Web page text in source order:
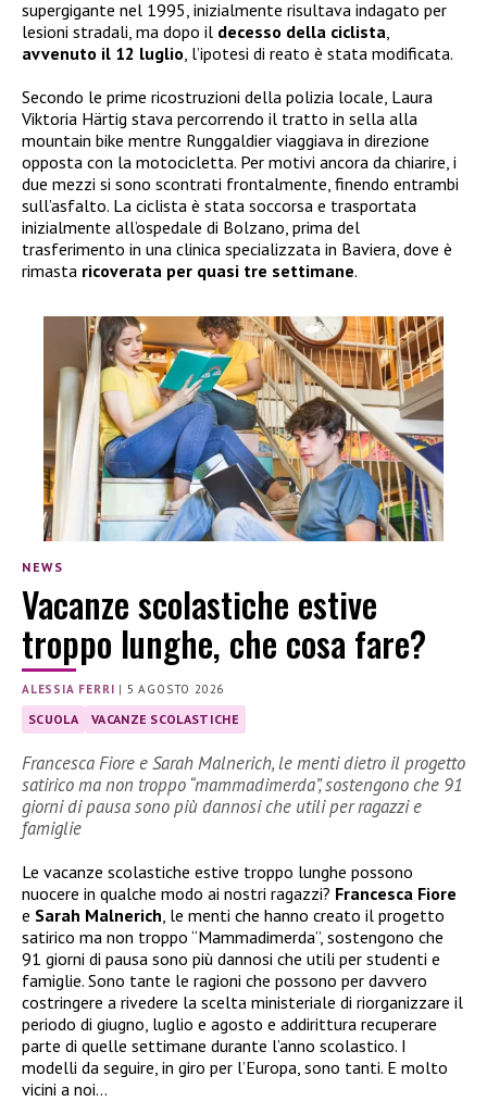
supergigante nel 1995, inizialmente risultava indagato per
lesioni stradali, ma dopo il decesso della ciclista
avvenuto il 12 luglio , l’ipotesi di reato è stata modificata.
Secondo le prime ricostruzioni della polizia locale, Laura
Viktoria Härtig stava percorrendo il tratto in sella alla
mountain bike mentre Runggaldier viaggiava in direzione
opposta con la motocicletta. Per motivi ancora da chiarire, i
due mezzi si sono scontrati frontalmente, finendo entrambi
sull’asfalto. La ciclista è stata soccorsa e trasportata
inizialmente all’ospedale di Bolzano, prima del
trasferimento in una clinica specializzata in Baviera, dove è
rimasta ricoverata per quasi tre settimane.
NEWS
Vacanze scolastiche estive
troppo lunghe, che cosa fare?
ALESSIA FERRI | 5 AGOSTO 2026
SCUOLA VACANZE SCOLASTICHE
Francesca Fiore e Sarah Malnerich, le menti dietro il progetto
satirico ma non troppo “mammadimerda”, sostengono che 91
giorni di pausa sono più dannosi che utili per ragazzi e
famiglie
Le vacanze scolastiche estive troppo lunghe possono
nuocere in qualche modo ai nostri ragazzi? Francesca Fiore
e Sarah Malnerich , le menti che hanno creato il progetto
satirico ma non troppo “Mammadimerda”, sostengono che
91 giorni di pausa sono più dannosi che utili per studenti e
famiglie. Sono tante le ragioni che possono per davvero
costringere a rivedere la scelta ministeriale di riorganizzare il
periodo di giugno, luglio e agosto e addirittura recuperare
parte di quelle settimane durante l’anno scolastico. I
modelli da seguire, in giro per l’Europa, sono tanti. E molto
vicini a noi…